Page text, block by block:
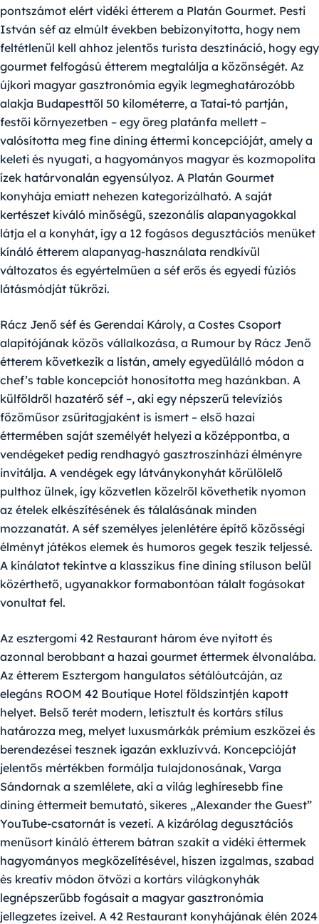
pontszámot elért vidéki étterem a Platán Gourmet. Pesti
István séf az elmúlt években bebizonyította, hogy nem
feltétlenül kell ahhoz jelentős turista desztináció, hogy egy
gourmet felfogású étterem megtalálja a közönségét. Az
újkori magyar gasztronómia egyik legmeghatározóbb
alakja Budapesttől 50 kilométerre, a Tatai-tó partján,
festői környezetben – egy öreg platánfa mellett –
valósította meg fine dining éttermi koncepcióját, amely a
keleti és nyugati, a hagyományos magyar és kozmopolita
ízek határvonalán egyensúlyoz. A Platán Gourmet
konyhája emiatt nehezen kategorizálható. A saját
kertészet kiváló minőségű, szezonális alapanyagokkal
látja el a konyhát, így a 12 fogásos degusztációs menüket
kínáló étterem alapanyag-használata rendkívül
változatos és egyértelműen a séf erős és egyedi fúziós
látásmódját tükrözi.
Rácz Jenő séf és Gerendai Károly, a Costes Csoport
alapítójának közös vállalkozása, a Rumour by Rácz Jenő
étterem következik a listán, amely egyedülálló módon a
chef’s table koncepciót honosította meg hazánkban. A
külföldről hazatérő séf –, aki egy népszerű televíziós
főzőműsor zsűritagjaként is ismert – első hazai
éttermében saját személyét helyezi a középpontba, a
vendégeket pedig rendhagyó gasztroszínházi élményre
invitálja. A vendégek egy látványkonyhát körülölelő
pulthoz ülnek, így közvetlen közelről követhetik nyomon
az ételek elkészítésének és tálalásának minden
mozzanatát. A séf személyes jelenlétére építő közösségi
élményt játékos elemek és humoros gegek teszik teljessé.
A kínálatot tekintve a klasszikus fine dining stíluson belül
közérthető, ugyanakkor formabontóan tálalt fogásokat
vonultat fel.
Az esztergomi 42 Restaurant három éve nyitott és
azonnal berobbant a hazai gourmet éttermek élvonalába.
Az étterem Esztergom hangulatos sétálóutcáján, az
elegáns ROOM 42 Boutique Hotel földszintjén kapott
helyet. Belső terét modern, letisztult és kortárs stílus
határozza meg, melyet luxusmárkák prémium eszközei és
berendezései tesznek igazán exkluzívvá. Koncepcióját
jelentős mértékben formálja tulajdonosának, Varga
Sándornak a szemlélete, aki a világ leghíresebb fine
dining éttermeit bemutató, sikeres „Alexander the Guest”
YouTube-csatornát is vezeti. A kizárólag degusztációs
menüsort kínáló étterem bátran szakít a vidéki éttermek
hagyományos megközelítésével, hiszen izgalmas, szabad
és kreatív módon ötvözi a kortárs világkonyhák
legnépszerűbb fogásait a magyar gasztronómia
jellegzetes ízeivel. A 42 Restaurant konyhájának élén 2024